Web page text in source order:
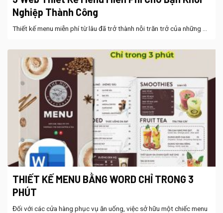
Nghiệp Thành Công
Thiết kế menu miễn phí từ lâu đã trở thành nỗi trăn trở của những ...
THIẾT KẾ MENU BẰNG WORD CHỈ TRONG 3
PHÚT
Đối với các cửa hàng phục vụ ăn uống, việc sở hữu một chiếc menu